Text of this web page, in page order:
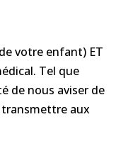
votre enfant) ET
Tel que
de nous aviser de
aux